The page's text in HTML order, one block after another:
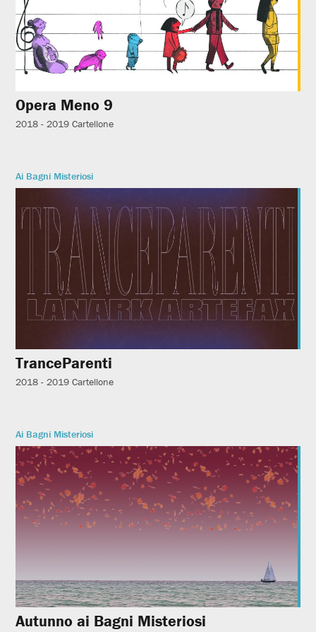
Opera Meno 9
2018 - 2019 Cartellone
Ai Bagni Misteriosi
TranceParenti
2018 - 2019 Cartellone
Ai Bagni Misteriosi
Autunno ai Bagni Misteriosi